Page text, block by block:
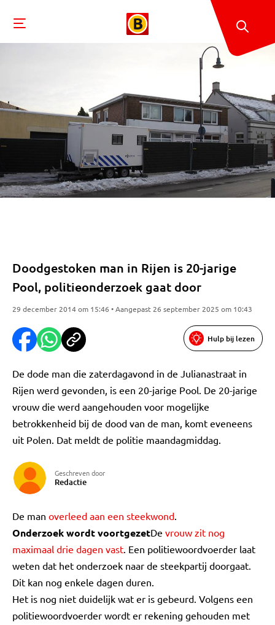
Doodgestoken man in Rijen is 20-jarige
Pool, politieonderzoek gaat door
29 december 2014 om 15:46 • Aangepast 26 september 2025 om 10:43
Hulp bij lezen
De dode man die zaterdagavond in de Julianastraat in
Rijen werd gevonden, is een 20-jarige Pool. De 20-jarige
vrouw die werd aangehouden voor mogelijke
betrokkenheid bij de dood van de man, komt eveneens
uit Polen. Dat meldt de politie maandagmiddag.
Geschreven door
Redactie
De man overleed aan een steekwond.
Onderzoek wordt voortgezetDe vrouw zit nog
maximaal drie dagen vast. Een politiewoordvoerder laat
weten dat het onderzoek naar de steekpartij doorgaat.
Dit kan nog enkele dagen duren.
Het is nog niet duidelijk wat er is gebeurd. Volgens een
politiewoordvoerder wordt er rekening gehouden met